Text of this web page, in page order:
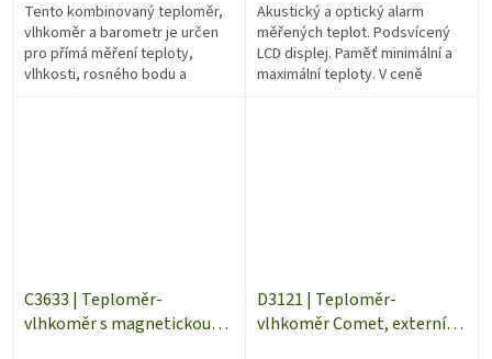
Tento kombinovaný teploměr,
vlhkoměr a barometr je určen
pro přímá měření teploty,
vlhkosti, rosného bodu a
Akustický a optický alarm
měřených teplot. Podsvícený
LCD displej. Paměť minimální a
maximální teploty. V ceně
C3633 | Teploměr-
vlhkoměr s magnetickou
D3121 | Teploměr-
vlhkoměr Comet, externí